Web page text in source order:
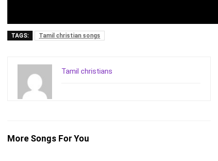
TAGS: Tamil christian songs
Tamil christians
More Songs For You